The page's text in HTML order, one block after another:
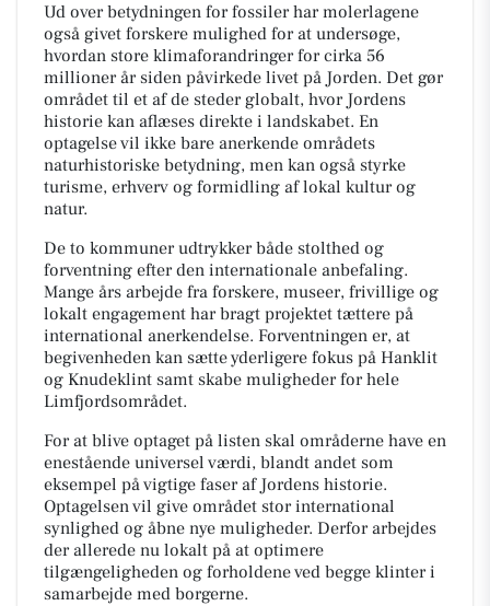
Ud over betydningen for fossiler har molerlagene
også givet forskere mulighed for at undersøge,
hvordan store klimaforandringer for cirka 56
millioner år siden påvirkede livet på Jorden. Det gør
området til et af de steder globalt, hvor Jordens
historie kan aflæses direkte i landskabet. En
optagelse vil ikke bare anerkende områdets
naturhistoriske betydning, men kan også styrke
turisme, erhverv og formidling af lokal kultur og
natur.
De to kommuner udtrykker både stolthed og
forventning efter den internationale anbefaling.
Mange års arbejde fra forskere, museer, frivillige og
lokalt engagement har bragt projektet tættere på
international anerkendelse. Forventningen er, at
begivenheden kan sætte yderligere fokus på Hanklit
og Knudeklint samt skabe muligheder for hele
Limfjordsområdet.
For at blive optaget på listen skal områderne have en
enestående universel værdi, blandt andet som
eksempel på vigtige faser af Jordens historie.
Optagelsen vil give området stor international
synlighed og åbne nye muligheder. Derfor arbejdes
der allerede nu lokalt på at optimere
tilgængeligheden og forholdene ved begge klinter i
samarbejde med borgerne.